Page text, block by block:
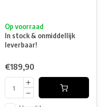
Op voorraad
In stock & onmiddellijk
leverbaar!
€189,90